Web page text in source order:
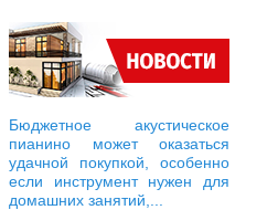
Бюджетное акустическое
пианино может оказаться
удачной покупкой, особенно
если инструмент нужен для
домашних занятий,...